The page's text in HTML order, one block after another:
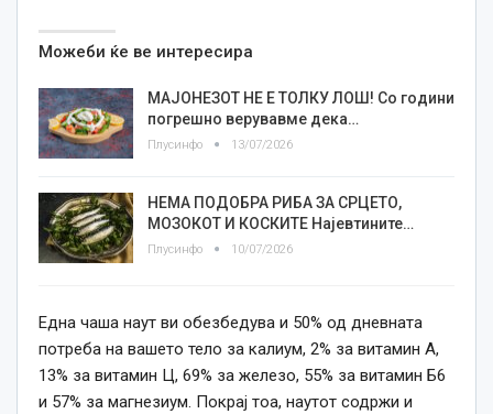
Можеби ќе ве интересира
МАЈОНЕЗОТ НЕ Е ТОЛКУ ЛОШ! Со години
погрешно верувавме дека…
Плусинфо 13/07/2026
НЕМА ПОДОБРА РИБА ЗА СРЦЕТО,
МОЗОКОТ И КОСКИТЕ Најевтините…
Плусинфо 10/07/2026
Една чаша наут ви обезбедува и 50% од дневната
потреба на вашето тело за калиум, 2% за витамин А,
13% за витамин Ц, 69% за железо, 55% за витамин Б6
и 57% за магнезиум. Покрај тоа, наутот содржи и